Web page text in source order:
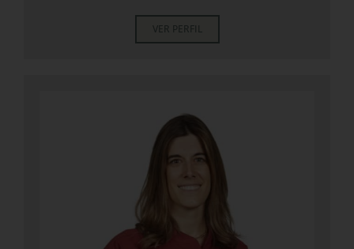
VER PERFIL